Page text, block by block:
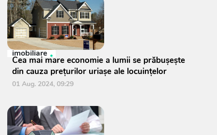
imobiliare
Cea mai mare economie a lumii se prăbuşeşte
din cauza preţurilor uriaşe ale locuinţelor
01 Aug. 2024, 09:29